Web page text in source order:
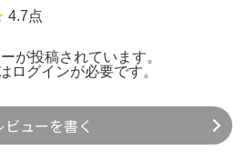
4.7点
が投稿されています。
ログインが必要です。
ビューを書く